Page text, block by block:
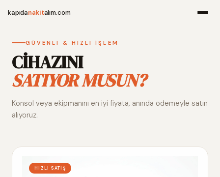
kapıdanakitalım.com
Alım
GÜVENLI & HIZLI İŞLEM
CİHAZINI
SATIYOR MUSUN?
Konsol veya ekipmanını en iyi fiyata, anında ödemeyle satın
alıyoruz.
HIZLI SATIŞ